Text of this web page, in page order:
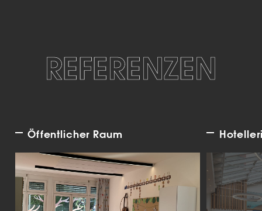
REFERENZEN
Öffentlicher Raum